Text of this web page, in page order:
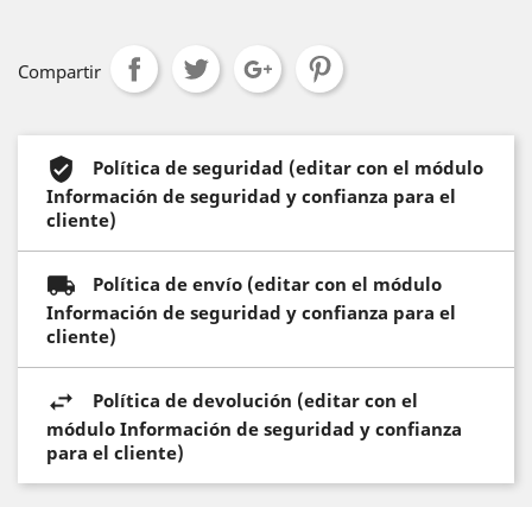
Compartir
Política de seguridad (editar con el módulo
Información de seguridad y confianza para el
cliente)
Política de envío (editar con el módulo
Información de seguridad y confianza para el
cliente)
Política de devolución (editar con el
módulo Información de seguridad y confianza
para el cliente)